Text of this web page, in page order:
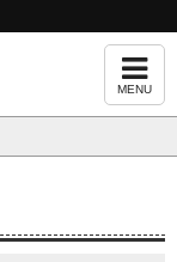
MENU